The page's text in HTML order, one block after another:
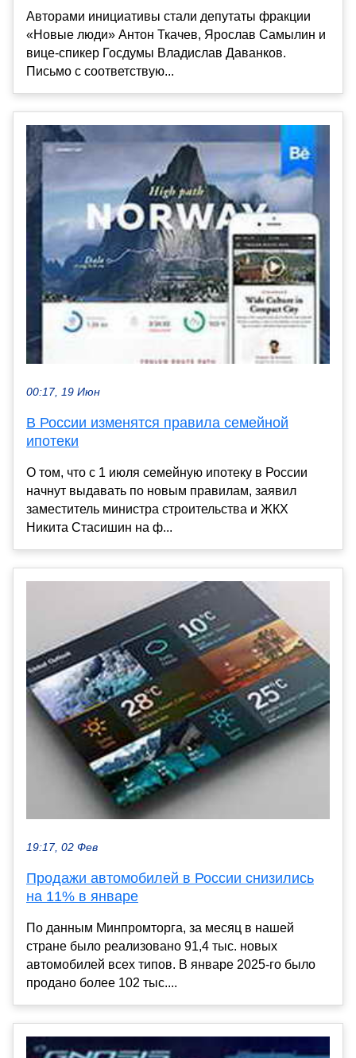
Авторами инициативы стали депутаты фракции
«Новые люди» Антон Ткачев, Ярослав Самылин и
вице-спикер Госдумы Владислав Даванков.
Письмо с соответствую...
00:17, 19 Июн
В России изменятся правила семейной
ипотеки
О том, что с 1 июля семейную ипотеку в России
начнут выдавать по новым правилам, заявил
заместитель министра строительства и ЖКХ
Никита Стасишин на ф...
19:17, 02 Фев
Продажи автомобилей в России снизились
на 11% в январе
По данным Минпромторга, за месяц в нашей
стране было реализовано 91,4 тыс. новых
автомобилей всех типов. В январе 2025-го было
продано более 102 тыс....